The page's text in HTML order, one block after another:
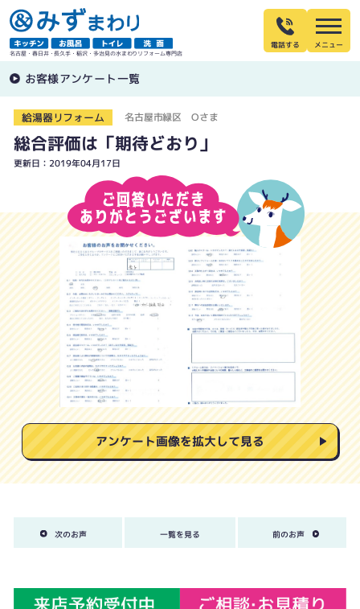
名古屋・春日井・長久手・稲沢・多治見の水まわりリフォーム専門店
電話する
お客様アンケート一覧
給湯器リフォーム 名古屋市緑区 Oさま
総合評価は「期待どおり」
更新日：2019年04月17日
アンケート画像を拡大して見る
次のお声 一覧を見る 前のお声